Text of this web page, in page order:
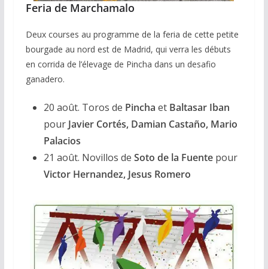
Feria de Marchamalo
Deux courses au programme de la feria de cette petite
bourgade au nord est de Madrid, qui verra les débuts
en corrida de l’élevage de Pincha dans un desafio
ganadero.
20 août. Toros de Pincha et Baltasar Iban
pour Javier Cortés, Damian Castaño, Mario
Palacios
21 août. Novillos de Soto de la Fuentepour
Victor Hernandez, Jesus Romero